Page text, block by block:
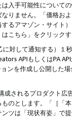
入手可能性について
りません。「価格
るアマゾン・サイト
こちら」をクリック
対して通知する）
APIもしくはPA
ンを作成し公開した
成されるプロダクト
のとします。「［「
ツは「現状有姿」で